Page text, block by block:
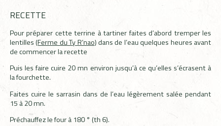
RECETTE
Pour préparer cette terrine à tartiner faites d’abord tremper les
lentilles (Ferme du Ty R’nao) dans de l’eau quelques heures avant
de commencer la recette
Puis les faire cuire 20 mn environ jusqu’à ce qu’elles s’écrasent à
la fourchette.
Faites cuire le sarrasin dans de l’eau légèrement salée pendant
15 à 20 mn.
Préchauffez le four à 180 ° (th 6).